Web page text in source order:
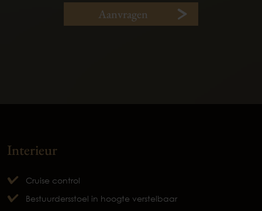
Aanvragen
Interieur
Cruise control
Bestuurdersstoel in hoogte verstelbaar